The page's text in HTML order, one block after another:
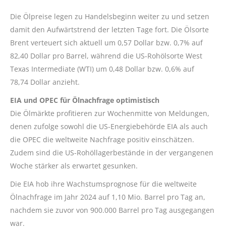
Die Ölpreise legen zu Handelsbeginn weiter zu und setzen
damit den Aufwärtstrend der letzten Tage fort. Die Ölsorte
Brent verteuert sich aktuell um 0,57 Dollar bzw. 0,7% auf
82,40 Dollar pro Barrel, während die US-Rohölsorte West
Texas Intermediate (WTI) um 0,48 Dollar bzw. 0,6% auf
78,74 Dollar anzieht.
EIA und OPEC für Ölnachfrage optimistisch
Die Ölmärkte profitieren zur Wochenmitte von Meldungen,
denen zufolge sowohl die US-Energiebehörde EIA als auch
die OPEC die weltweite Nachfrage positiv einschätzen.
Zudem sind die US-Rohöllagerbestände in der vergangenen
Woche stärker als erwartet gesunken.
Die EIA hob ihre Wachstumsprognose für die weltweite
Ölnachfrage im Jahr 2024 auf 1,10 Mio. Barrel pro Tag an,
nachdem sie zuvor von 900.000 Barrel pro Tag ausgegangen
war.